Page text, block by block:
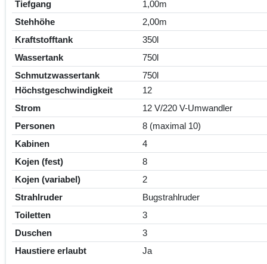
Tiefgang
1,00m
Stehhöhe
2,00m
Kraftstofftank
350l
Wassertank
750l
Schmutzwassertank
750l
Höchstgeschwindigkeit
12
Strom
12 V/220 V-Umwandler
Personen
8 (maximal 10)
Kabinen
4
Kojen (fest)
8
Kojen (variabel)
2
Strahlruder
Bugstrahlruder
Toiletten
3
Duschen
3
Haustiere erlaubt
Ja